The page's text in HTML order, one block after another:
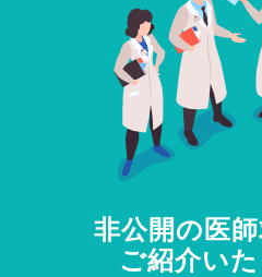
非公開の医
ご紹介いた